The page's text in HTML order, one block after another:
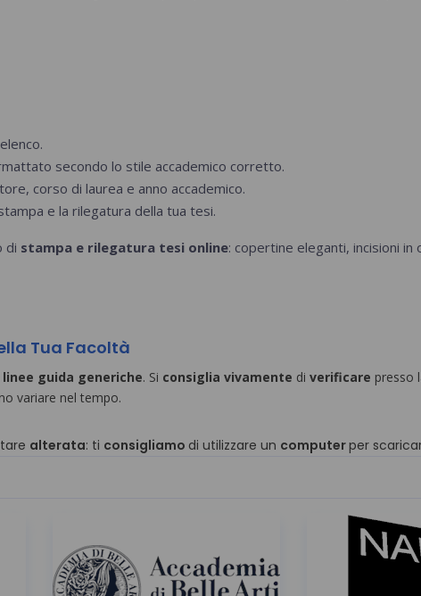
secondo lo stile accademico corretto.
corso di laurea e anno accademico.
e la rilegatura della tua tesi.
di stampa e rilegatura tesi online: copertine eleganti, incisioni
Tua Facoltà
linee guida generiche. Si consiglia vivamente di verificare presso
variare nel tempo.
alterata: ti consigliamo di utilizzare un computerper